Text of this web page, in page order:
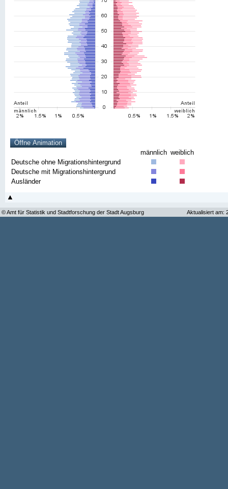
männlich weiblich
Deutsche ohne Migrationshintergrund
Deutsche mit Migrationshintergrund
Ausländer
© Amt für Statistik und Stadtforschung der Stadt Augsburg Aktualisiert am: